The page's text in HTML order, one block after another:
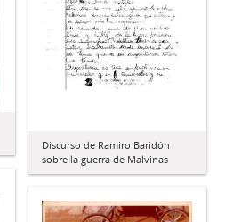
Discurso de Ramiro Baridón
sobre la guerra de Malvinas